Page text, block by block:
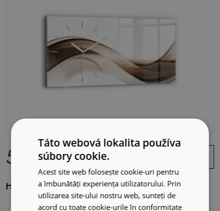
59.99 EUR
Horizontálne sklenené hodiny Abstraktná línia
Táto webová lokalita používa
súbory cookie.
Acest site web folosește cookie-uri pentru
a îmbunătăți experiența utilizatorului. Prin
utilizarea site-ului nostru web, sunteți de
acord cu toate cookie-urile în conformitate